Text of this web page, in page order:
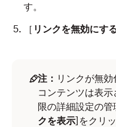
す。
［ リンクを無効にす
注： リンクが無
コンテンツは表
限の詳細設定の
クを表示]をクリ